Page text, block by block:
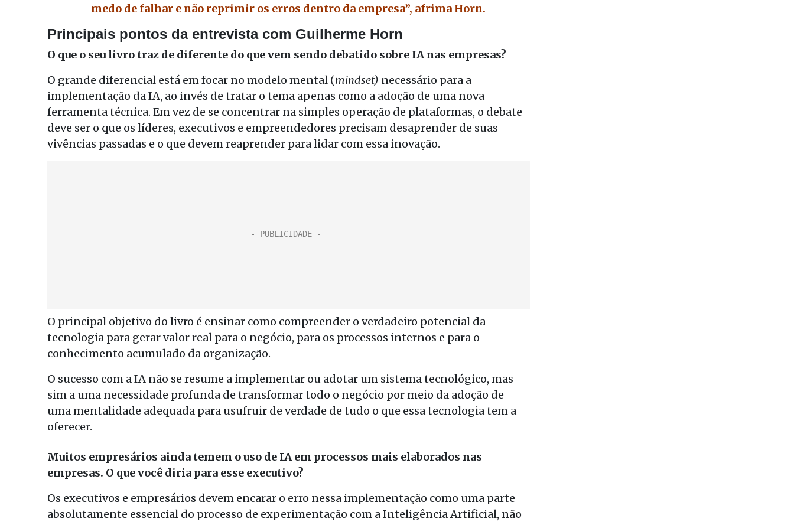
medo de falhar e não reprimir os erros dentro da empresa”, afrima Horn.
Principais pontos da entrevista com Guilherme Horn
O que o seu livro traz de diferente do que vem sendo debatido sobre IA nas empresas?
O grande diferencial está em focar no modelo mental (mindset) necessário para a
implementação da IA, ao invés de tratar o tema apenas como a adoção de uma nova
ferramenta técnica. Em vez de se concentrar na simples operação de plataformas, o debate
deve ser o que os líderes, executivos e empreendedores precisam desaprender de suas
vivências passadas e o que devem reaprender para lidar com essa inovação.
O principal objetivo do livro é ensinar como compreender o verdadeiro potencial da
tecnologia para gerar valor real para o negócio, para os processos internos e para o
conhecimento acumulado da organização.
O sucesso com a IA não se resume a implementar ou adotar um sistema tecnológico, mas
sim a uma necessidade profunda de transformar todo o negócio por meio da adoção de
uma mentalidade adequada para usufruir de verdade de tudo o que essa tecnologia tem a
oferecer.
Muitos empresários ainda temem o uso de IA em processos mais elaborados nas
empresas. O que você diria para esse executivo?
Os executivos e empresários devem encarar o erro nessa implementação como uma parte
absolutamente essencial do processo de experimentação com a Inteligência Artificial, não